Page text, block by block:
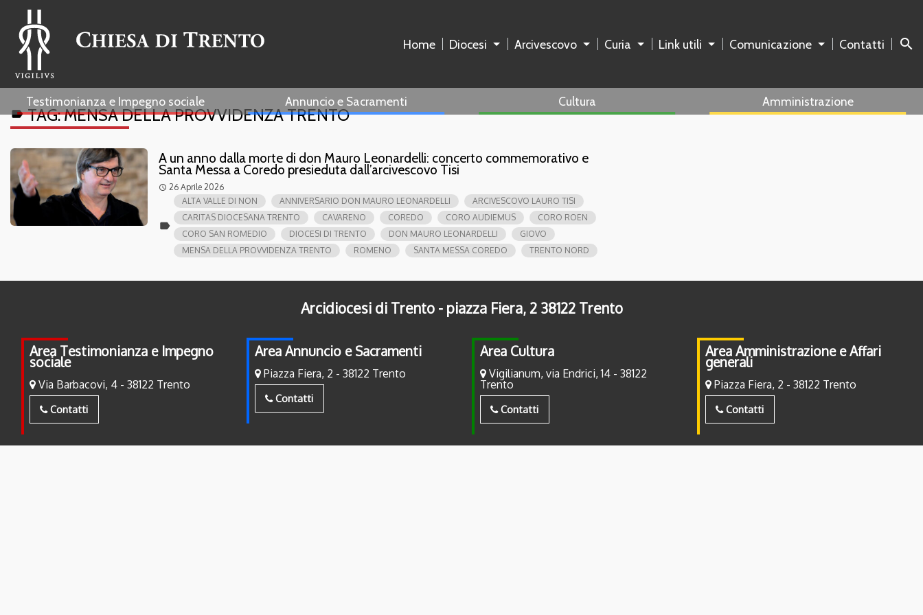
Home Diocesi Arcivescovo Curia Link utili Comunicazione Contatti search
Testimonianza e Impegno sociale Annuncio e Sacramenti Cultura Amministrazione
labelTAG:MENSA DELLA PROVVIDENZA TRENTO
A un anno dalla morte di don Mauro Leonardelli: concerto commemorativo e
Santa Messa a Coredo presieduta dall’arcivescovo Tisi
access_time 26 Aprile 2026
label
ALTA VALLE DI NON ANNIVERSARIO DON MAURO LEONARDELLI
ARCIVESCOVO LAURO TISI
CARITAS DIOCESANA TRENTO
CAVARENO COREDO CORO AUDIEMUS
CORO ROEN
CORO SAN ROMEDIO
DIOCESI DI TRENTO DON MAURO LEONARDELLI
GIOVO
MENSA DELLA PROVVIDENZA TRENTO
ROMENO SANTA MESSA COREDO TRENTO NORD
Arcidiocesi di Trento - piazza Fiera, 2 38122 Trento
Area Testimonianza e Impegno
sociale
Via Barbacovi, 4 - 38122 Trento
Contatti
Area Annuncio e Sacramenti
Piazza Fiera, 2 - 38122 Trento
Contatti
Area Cultura
Vigilianum, via Endrici, 14 - 38122
Trento
Contatti
Area Amministrazione e Affari
generali
Piazza Fiera, 2 - 38122 Trento
Contatti